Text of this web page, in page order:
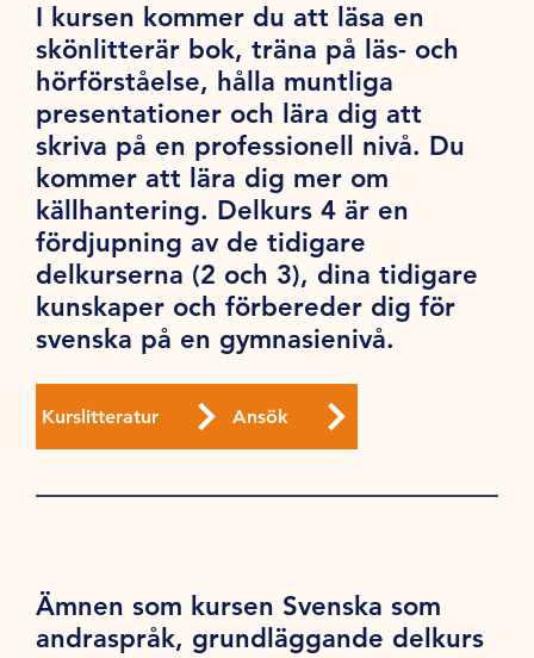
I kursen kommer du att läsa en
skönlitterär bok, träna på läs- och
hörförståelse, hålla muntliga
presentationer och lära dig att
skriva på en professionell nivå. Du
kommer att lära dig mer om
källhantering. Delkurs 4 är en
fördjupning av de tidigare
delkurserna (2 och 3), dina tidigare
kunskaper och förbereder dig för
svenska på en gymnasienivå.
Kurslitteratur Ansök
Ämnen som kursen Svenska som
andraspråk, grundläggande delkurs